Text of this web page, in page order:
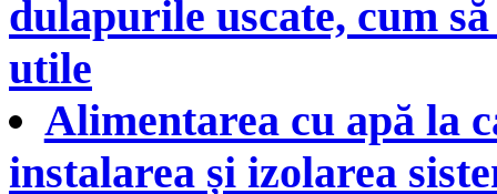
dulapurile uscate, cum
utile
Alimentarea cu apă la
instalarea și izolarea